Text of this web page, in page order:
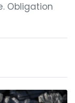
Obligation